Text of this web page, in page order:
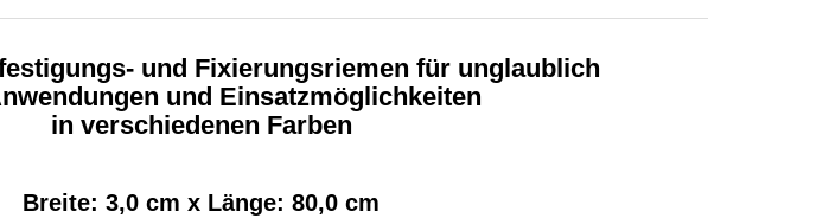
und Fixierungsriemen für unglaublich
und Einsatzmöglichkeiten
in verschiedenen Farben
Breite: 3,0 cm x Länge: 80,0 cm